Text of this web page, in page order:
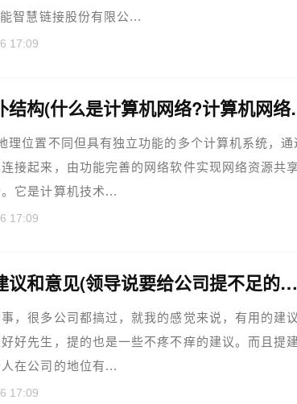
智慧链接股份有限公...
17:09
计算机网络拓扑
理位置不同但具有独立功能的多个计算机系统，通
接起来，由功能完善的网络软件实现网络资源共
它是计算机技术...
17:09
员工对公司的建议和意见(领导说要给公司提不足的地方，请教下大家有哪些建
，很多公司都搞过，就我的感觉来说，有用的建议
好先生，提的也是一些不疼不痒的建议。而且提建
在公司的地位有...
17:09